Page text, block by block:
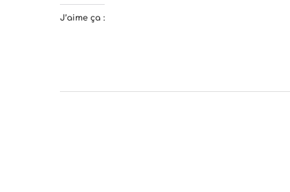
J’aime ça :